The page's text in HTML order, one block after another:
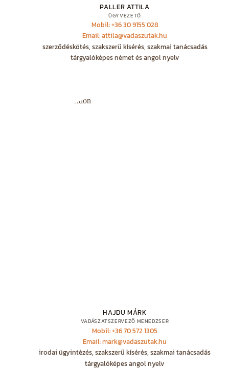
PALLER ATTILA
ÜGYVEZETŐ
Mobil: +36 30 9155 028
Email: attila@vadaszutak.hu
szerződéskötés, szakszerű kísérés, szakmai tanácsadás
tárgyalóképes német és angol nyelv
HAJDU MÁRK
VADÁSZATSZERVEZŐ MENEDZSER
Mobil: +36 70 572 1305
Email: mark@vadaszutak.hu
irodai ügyintézés, szakszerű kísérés, szakmai tanácsadás
tárgyalóképes angol nyelv